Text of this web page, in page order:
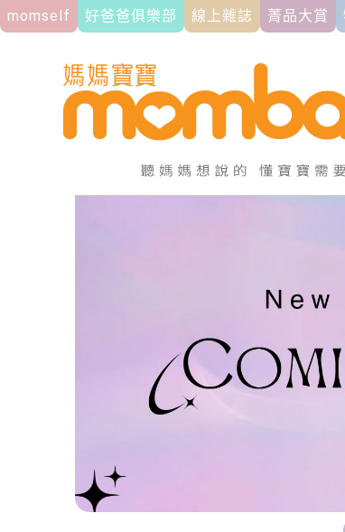
momself 好爸爸俱樂部 線上雜誌 菁品大賞
HOME 試用大隊 > 20250617確認試用